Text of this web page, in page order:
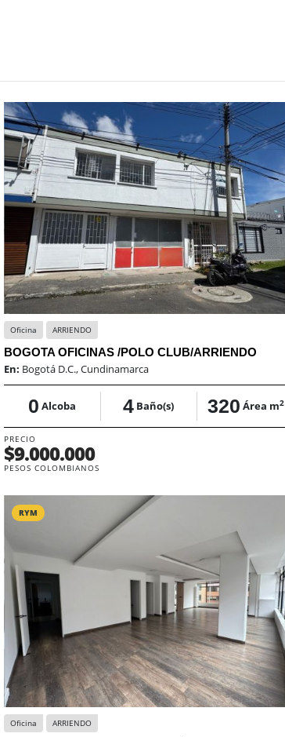
Oficina ARRIENDO
BOGOTA OFICINAS /POLO CLUB/ARRIENDO
En: Bogotá D.C., Cundinamarca
0 Alcoba 4 Baño(s) 320 Área m2
PRECIO
$9.000.000
PESOS COLOMBIANOS
RYM
Oficina ARRIENDO